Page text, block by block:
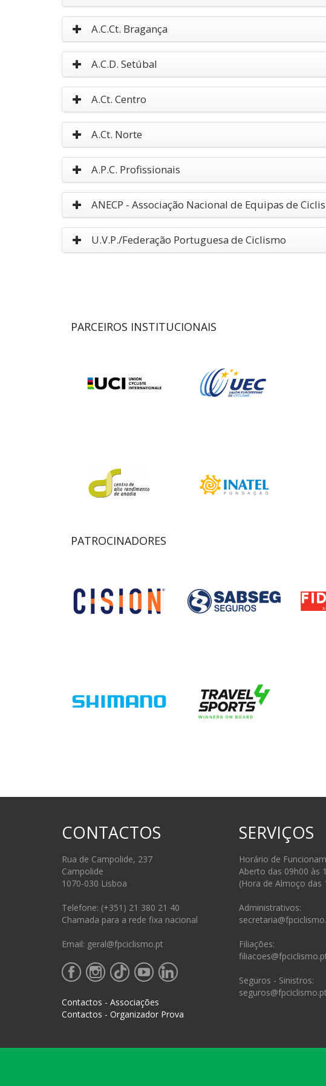
A.C.Ct. Bragança
A.C.D. Setúbal
A.Ct. Centro
A.Ct. Norte
A.P.C. Profissionais
ANECP - Associação Nacional de Equipas de
U.V.P./Federação Portuguesa de Ciclismo
PARCEIROS INSTITUCIONAIS
PATROCINADORES
CONTACTOS
Rua de Campolide, 237
Campolide
1070-030 Lisboa
Telefone: (+351) 21 380 21 40
Chamada para a rede fixa nacional
Email: geral@fpciclismo.pt
Contactos - Associações
Contactos - Organizador Prova
SERVIÇOS
Horário de
Aberto das 09h00 às
(Hora de Almoço das
Administrativos:
Filiações:
Seguros - Sinistros:
seguros@fpciclismo.pt